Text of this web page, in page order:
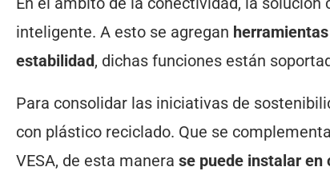
inteligente. A esto se agregan
estabilidad, dichas funciones están
Para consolidar las iniciativas de
con plástico reciclado. Que se
VESA, de esta manera se puede instalar en